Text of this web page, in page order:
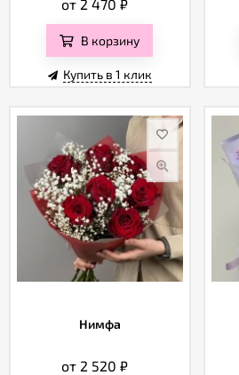
от 2 470 ₽
В корзину
Купить в 1 клик
Нимфа
от 2 520 ₽